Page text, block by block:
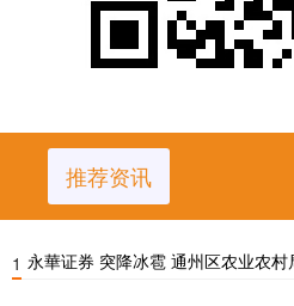
推荐资讯
1 永華证券 突降冰雹 通州区农业农